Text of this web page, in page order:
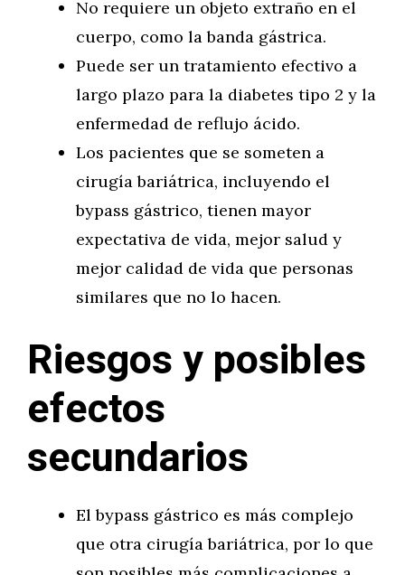
No requiere un objeto extraño en el
cuerpo, como la banda gástrica.
Puede ser un tratamiento efectivo a
largo plazo para la diabetes tipo 2 y la
enfermedad de reflujo ácido.
Los pacientes que se someten a
cirugía bariátrica, incluyendo el
bypass gástrico, tienen mayor
expectativa de vida, mejor salud y
mejor calidad de vida que personas
similares que no lo hacen.
Riesgos y posibles
efectos
secundarios
El bypass gástrico es más complejo
que otra cirugía bariátrica, por lo que